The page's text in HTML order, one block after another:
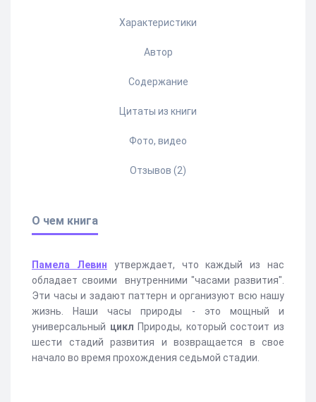
Характеристики
Автор
Содержание
Цитаты из книги
Фото, видео
Отзывов (2)
О чем книга
Памела Левин утверждает, что каждый из нас
обладает своими внутренними "часами развития".
Эти часы и задают паттерн и организуют всю нашу
жизнь. Наши часы природы - это мощный и
универсальный цикл Природы, который состоит из
шести стадий развития и возвращается в свое
начало во время прохождения седьмой стадии.